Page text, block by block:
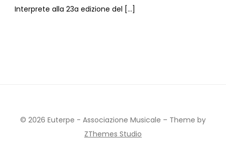
Interprete alla 23a edizione del […]
© 2026 Euterpe - Associazione Musicale – Theme by
ZThemes Studio